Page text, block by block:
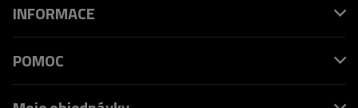
INFORMACE
POMOC